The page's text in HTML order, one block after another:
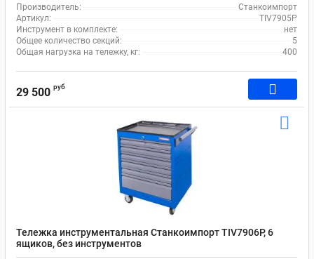
Производитель:
Станкоимпорт
Артикул:
TIV7905P
Инструмент в комплекте:
нет
Общее количество секций:
5
Общая нагрузка на тележку, кг:
400
29 500 руб
Тележка инструментальная Станкоимпорт TIV7906P, 6
ящиков, без инструментов